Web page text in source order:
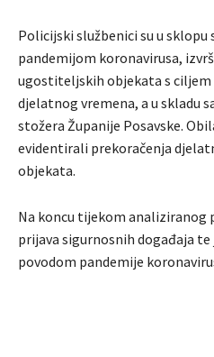
Policijski službenici su u sklopu
pandemijom koronavirusa,
ugostiteljskih objekata s
djelatnog vremena, a u skladu
stožera Županije Posavske.
evidentirali prekoračenja
objekata.
Na koncu tijekom analiziranog
prijava sigurnosnih događaja
povodom pandemije